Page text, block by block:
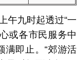
午九时起透过“一
或各市民服务中
满即止。“郊游活